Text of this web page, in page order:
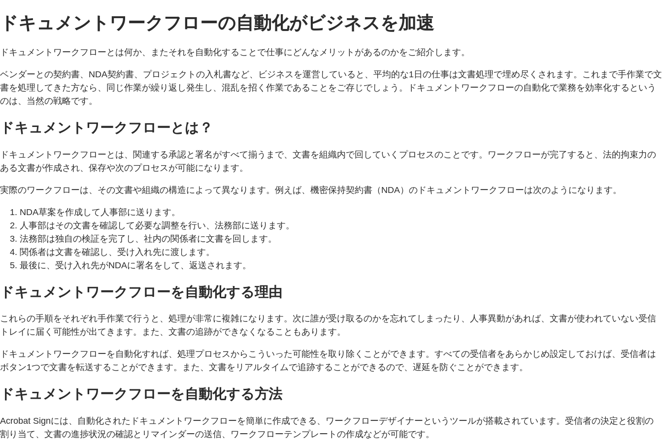
ドキュメントワークフローの自動化がビジネスを加速
ドキュメントワークフローとは何か、またそれを自動化することで仕事にどんなメリットがあるのかをご紹介します。
ベンダーとの契約書、NDA契約書、プロジェクトの入札書など、ビジネスを運営していると、平均的な1日の仕事は文書処理で埋め尽くされます。これまで手作業で文
書を処理してきた方なら、同じ作業が繰り返し発生し、混乱を招く作業であることをご存じでしょう。ドキュメントワークフローの自動化で業務を効率化するという
のは、当然の戦略です。
ドキュメントワークフローとは？
ドキュメントワークフローとは、関連する承認と署名がすべて揃うまで、文書を組織内で回していくプロセスのことです。ワークフローが完了すると、法的拘束力の
ある文書が作成され、保存や次のプロセスが可能になります。
実際のワークフローは、その文書や組織の構造によって異なります。例えば、機密保持契約書（NDA）のドキュメントワークフローは次のようになります。
NDA草案を作成して人事部に送ります。
人事部はその文書を確認して必要な調整を行い、法務部に送ります。
法務部は独自の検証を完了し、社内の関係者に文書を回します。
関係者は文書を確認し、受け入れ先に渡します。
最後に、受け入れ先がNDAに署名をして、返送されます。
ドキュメントワークフローを自動化する理由
これらの手順をそれぞれ手作業で行うと、処理が非常に複雑になります。次に誰が受け取るのかを忘れてしまったり、人事異動があれば、文書が使われていない受信
トレイに届く可能性が出てきます。また、文書の追跡ができなくなることもあります。
ドキュメントワークフローを自動化すれば、処理プロセスからこういった可能性を取り除くことができます。すべての受信者をあらかじめ設定しておけば、受信者は
ボタン1つで文書を転送することができます。また、文書をリアルタイムで追跡することができるので、遅延を防ぐことができます。
ドキュメントワークフローを自動化する方法
Acrobat Signには、自動化されたドキュメントワークフローを簡単に作成できる、ワークフローデザイナーというツールが搭載されています。受信者の決定と役割の
割り当て、文書の進捗状況の確認とリマインダーの送信、ワークフローテンプレートの作成などが可能です。